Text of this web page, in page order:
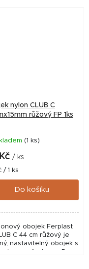
nylon CLUB C
růžový FP 1ks
(1 ks)
/ ks
/ 1 ks
Do košíku
obojek Ferplast
C 44 cm růžový je
nastavitelný obojek s
přezkou a D-